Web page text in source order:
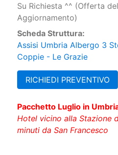
Su Richiesta ^^ (Offerta
Aggiornamento)
Scheda Struttura:
Assisi Umbria Albergo 3
Coppie - Le Grazie
RICHIEDI PREVENTIVO
Pacchetto Luglio in
Hotel vicino alla Stazione
minuti da San Francesco